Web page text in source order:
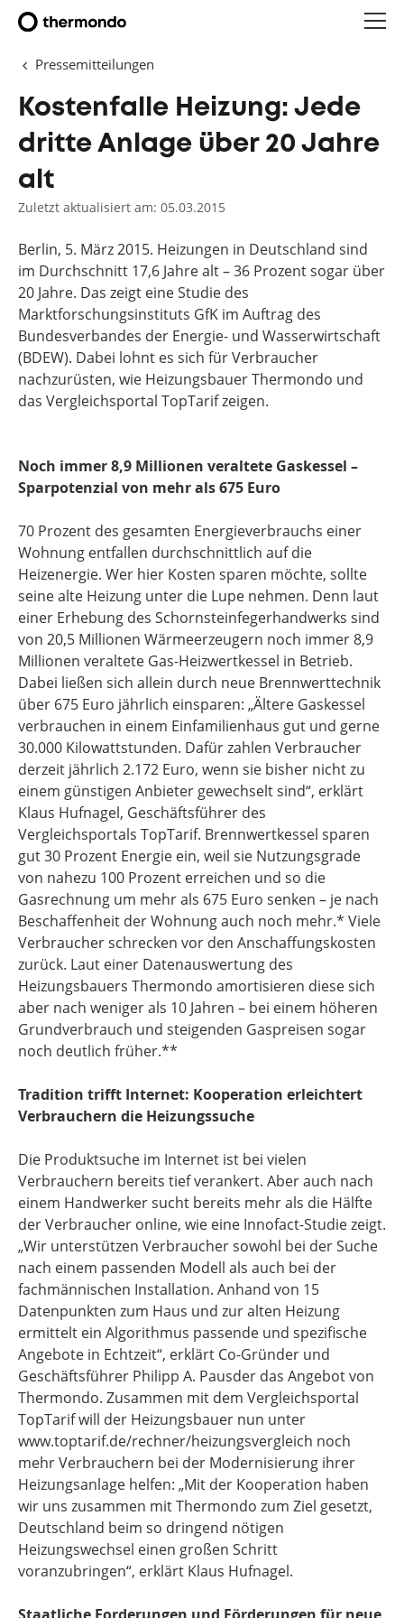
Pressemitteilungen
Kostenfalle Heizung: Jede
dritte Anlage über 20 Jahre
alt
Zuletzt aktualisiert am: 05.03.2015
Berlin, 5. März 2015. Heizungen in Deutschland sind
im Durchschnitt 17,6 Jahre alt – 36 Prozent sogar über
20 Jahre. Das zeigt eine Studie des
Marktforschungsinstituts GfK im Auftrag des
Bundesverbandes der Energie- und Wasserwirtschaft
(BDEW). Dabei lohnt es sich für Verbraucher
nachzurüsten, wie Heizungsbauer Thermondo und
das Vergleichsportal TopTarif zeigen.
Noch immer 8,9 Millionen veraltete Gaskessel –
Sparpotenzial von mehr als 675 Euro
70 Prozent des gesamten Energieverbrauchs einer
Wohnung entfallen durchschnittlich auf die
Heizenergie. Wer hier Kosten sparen möchte, sollte
seine alte Heizung unter die Lupe nehmen. Denn laut
einer Erhebung des Schornsteinfegerhandwerks sind
von 20,5 Millionen Wärmeerzeugern noch immer 8,9
Millionen veraltete Gas-Heizwertkessel in Betrieb.
Dabei ließen sich allein durch neue Brennwerttechnik
über 675 Euro jährlich einsparen: „Ältere Gaskessel
verbrauchen in einem Einfamilienhaus gut und gerne
30.000 Kilowattstunden. Dafür zahlen Verbraucher
derzeit jährlich 2.172 Euro, wenn sie bisher nicht zu
einem günstigen Anbieter gewechselt sind“, erklärt
Klaus Hufnagel, Geschäftsführer des
Vergleichsportals TopTarif. Brennwertkessel sparen
gut 30 Prozent Energie ein, weil sie Nutzungsgrade
von nahezu 100 Prozent erreichen und so die
Gasrechnung um mehr als 675 Euro senken – je nach
Beschaffenheit der Wohnung auch noch mehr.* Viele
Verbraucher schrecken vor den Anschaffungskosten
zurück. Laut einer Datenauswertung des
Heizungsbauers Thermondo amortisieren diese sich
aber nach weniger als 10 Jahren – bei einem höheren
Grundverbrauch und steigenden Gaspreisen sogar
noch deutlich früher.**
Tradition trifft Internet: Kooperation erleichtert
Verbrauchern die Heizungssuche
Die Produktsuche im Internet ist bei vielen
Verbrauchern bereits tief verankert. Aber auch nach
einem Handwerker sucht bereits mehr als die Hälfte
der Verbraucher online, wie eine Innofact-Studie zeigt.
„Wir unterstützen Verbraucher sowohl bei der Suche
nach einem passenden Modell als auch bei der
fachmännischen Installation. Anhand von 15
Datenpunkten zum Haus und zur alten Heizung
ermittelt ein Algorithmus passende und spezifische
Angebote in Echtzeit“, erklärt Co-Gründer und
Geschäftsführer Philipp A. Pausder das Angebot von
Thermondo. Zusammen mit dem Vergleichsportal
TopTarif will der Heizungsbauer nun unter
www.toptarif.de/rechner/heizungsvergleich noch
mehr Verbrauchern bei der Modernisierung ihrer
Heizungsanlage helfen: „Mit der Kooperation haben
wir uns zusammen mit Thermondo zum Ziel gesetzt,
Deutschland beim so dringend nötigen
Heizungswechsel einen großen Schritt
voranzubringen“, erklärt Klaus Hufnagel.